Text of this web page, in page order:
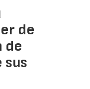
de
de
sus